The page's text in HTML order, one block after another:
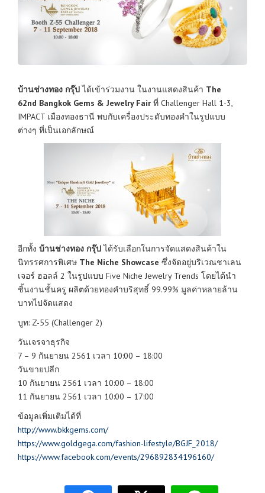
บ้านช่างทอง กรุ๊ปได้เข้าร่วมงาน ในงานแสดงสินค้า The
62nd Bangkok Gems & Jewelry Fair ที่ Challenger Hall 1-3,
IMPACT เมืองทองธานี พบกับเครื่องประดับทองคำในรูปแบบ
ต่างๆ ที่เป็นเอกลักษณ์
อีกทั้ง บ้านช่างทอง กรุ๊ปได้รับเลือกในการจัดแสดงสินค้าใน
นิทรรศการพิเศษ The Niche Showcase ซึ่งจัดอยู่บริเวณชาเลน
เจอร์ ฮอลล์ 2 ในรูปแบบ Five Niche Jewelry Trends โดยได้นำ
ชิ้นงานชั้นครู ผลิตด้วยทองคำบริสุทธิ์ 99.99% มูลค่าหลายล้าน
บาทไปจัดแสดง
บูท: Z-55 (Challenger 2)
วันเจรจาธุรกิจ
7 – 9 กันยายน 2561 เวลา 10:00 – 18:00
วันขายปลีก
10 กันยายน 2561 เวลา 10:00 – 18:00
11 กันยายน 2561 เวลา 10:00 – 17:00
ข้อมูลเพิ่มเติมได้ที่
http://www.bkkgems.com/
https://www.goldgega.com/fashion-lifestyle/BGJF_2018/
https://www.facebook.com/events/296892834196160/